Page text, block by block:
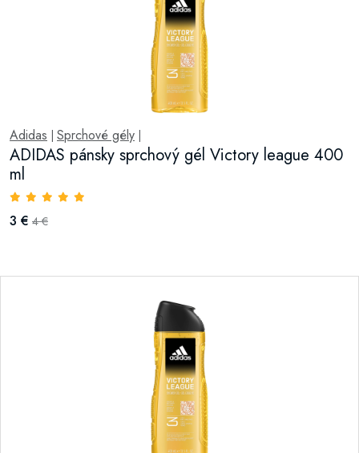
Adidas Sprchové gély
ADIDAS pánsky sprchový gél Victory league 400
ml
3 € 4 €